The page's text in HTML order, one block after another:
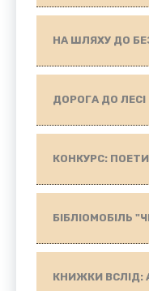
НА ШЛЯХУ ДО
ДОРОГА ДО ЛЕСІ
КОНКУРС:
БІБЛІОМОБІЛЬ
КНИЖКИ ВСЛІД: